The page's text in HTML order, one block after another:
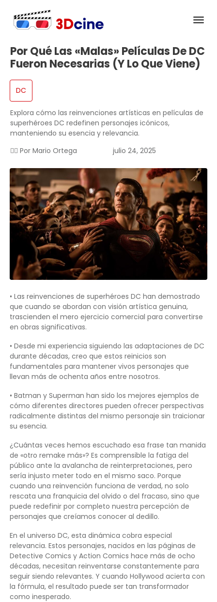
Por Qué Las «malas» Películas De DC
Fueron Necesarias (y Lo Que Viene)
DC
Explora cómo las reinvenciones artísticas en películas de
superhéroes DC redefinen personajes icónicos,
manteniendo su esencia y relevancia.
✍🏻 Por Mario Ortega julio 24, 2025
• Las reinvenciones de superhéroes DC han demostrado
que cuando se abordan con visión artística genuina,
trascienden el mero ejercicio comercial para convertirse
en obras significativas.
• Desde mi experiencia siguiendo las adaptaciones de DC
durante décadas, creo que estos reinicios son
fundamentales para mantener vivos personajes que
llevan más de ochenta años entre nosotros.
• Batman y Superman han sido los mejores ejemplos de
cómo diferentes directores pueden ofrecer perspectivas
radicalmente distintas del mismo personaje sin traicionar
su esencia.
¿Cuántas veces hemos escuchado esa frase tan manida
de «otro remake más»? Es comprensible la fatiga del
público ante la avalancha de reinterpretaciones, pero
sería injusto meter todo en el mismo saco. Porque
cuando una reinvención funciona de verdad, no solo
rescata una franquicia del olvido o del fracaso, sino que
puede redefinir por completo nuestra percepción de
personajes que creíamos conocer al dedillo.
En el universo DC, esta dinámica cobra especial
relevancia. Estos personajes, nacidos en las páginas de
Detective Comics y Action Comics hace más de ocho
décadas, necesitan reinventarse constantemente para
seguir siendo relevantes. Y cuando Hollywood acierta con
la fórmula, el resultado puede ser tan transformador
como inesperado.